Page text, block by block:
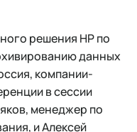
решения НР по
данных
компании-
в сессии
менеджер по
и Алексей